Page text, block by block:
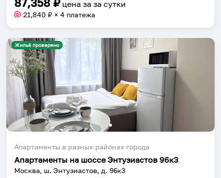
87,358 ₽ цена за за сутки
21,840 ₽ × 4 платежа
Жильё проверено
Апартаменты в разных районах города
Апартаменты на шоссе Энтузиастов 96к3
Москва, ш. Энтузиастов, д. 96к3